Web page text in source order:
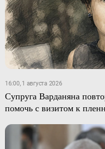
16:00, 1 августа 2026
Супруга Варданяна
помочь с визитом к